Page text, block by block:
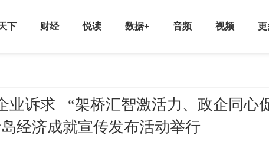
下 财经 悦读 数据+ 音频 视频 更
业诉求 “架桥汇智激活力、政企同心
经济成就宣传发布活动举行